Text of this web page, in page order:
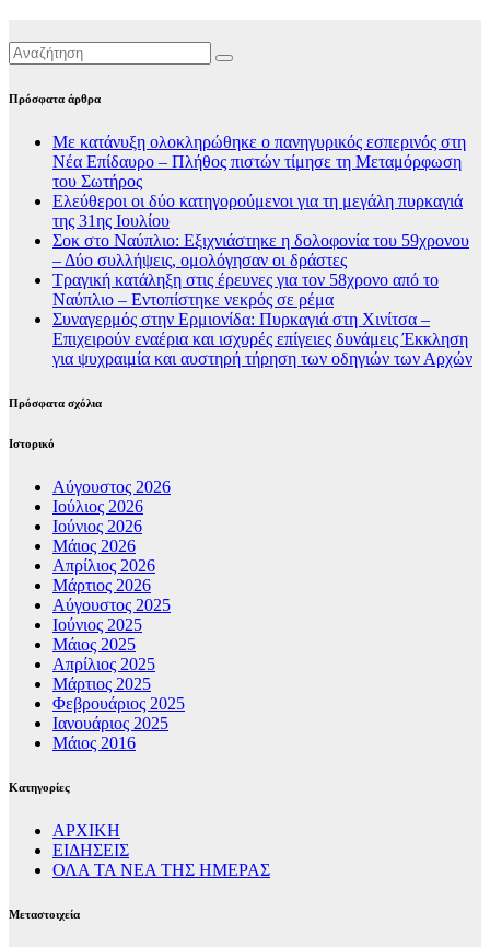
Πρόσφατα άρθρα
Με κατάνυξη ολοκληρώθηκε ο πανηγυρικός εσπερινός στη
Νέα Επίδαυρο – Πλήθος πιστών τίμησε τη Μεταμόρφωση
του Σωτήρος
Ελεύθεροι οι δύο κατηγορούμενοι για τη μεγάλη πυρκαγιά
της 31ης Ιουλίου
Σοκ στο Ναύπλιο: Εξιχνιάστηκε η δολοφονία του 59χρονου
– Δύο συλλήψεις, ομολόγησαν οι δράστες
Τραγική κατάληξη στις έρευνες για τον 58χρονο από το
Ναύπλιο – Εντοπίστηκε νεκρός σε ρέμα
Συναγερμός στην Ερμιονίδα: Πυρκαγιά στη Χινίτσα –
Επιχειρούν εναέρια και ισχυρές επίγειες δυνάμεις Έκκληση
για ψυχραιμία και αυστηρή τήρηση των οδηγιών των Αρχών
Πρόσφατα σχόλια
Ιστορικό
Αύγουστος 2026
Ιούλιος 2026
Ιούνιος 2026
Μάιος 2026
Απρίλιος 2026
Μάρτιος 2026
Αύγουστος 2025
Ιούνιος 2025
Μάιος 2025
Απρίλιος 2025
Μάρτιος 2025
Φεβρουάριος 2025
Ιανουάριος 2025
Μάιος 2016
Kατηγορίες
ΑΡΧΙΚΗ
ΕΙΔΗΣΕΙΣ
ΟΛΑ ΤΑ ΝΕΑ ΤΗΣ ΗΜΕΡΑΣ
Μεταστοιχεία